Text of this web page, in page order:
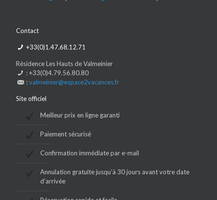
Contact
+33(0)1.47.68.12.71
Résidence Les Hauts de Valmeinier
: +33(0)4.79.56.80.80
:valmeinier@espace2vacances.fr
Site officiel
Meilleur prix en ligne garanti
Paiement sécurisé
Confirmation immédiate par e-mail
Annulation gratuite jusqu’à 30 jours avant votre date
d’arrivée